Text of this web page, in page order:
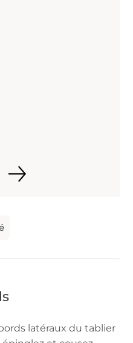
latéraux du tablier